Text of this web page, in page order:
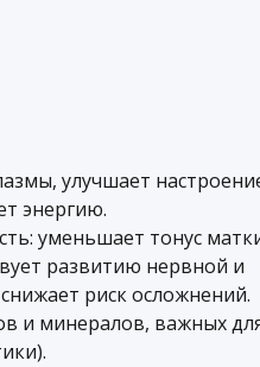
улучшает
энергию.
уменьшает тонус
развитию нервной и
риск осложнений.
и минералов, важных